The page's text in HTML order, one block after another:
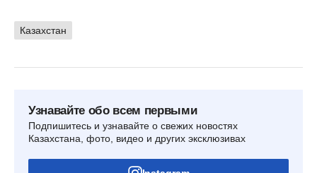
Казахстан
Узнавайте обо всем первыми
Подпишитесь и узнавайте о свежих новостях
Казахстана, фото, видео и других эксклюзивах